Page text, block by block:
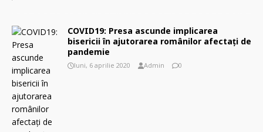
COVID19: Presa ascunde implicarea
bisericii în ajutorarea românilor afectaţi de
pandemie
luni, 6 aprilie 2020 Admin 0